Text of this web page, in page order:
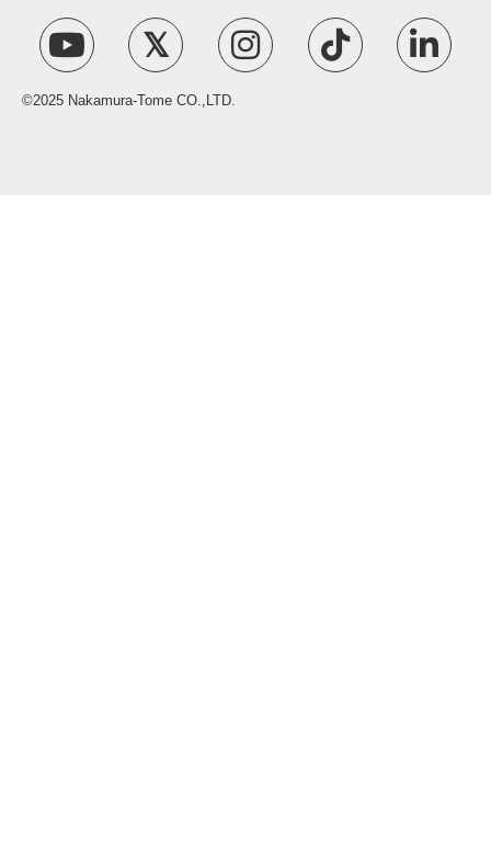
©2025 Nakamura-Tome CO.,LTD.